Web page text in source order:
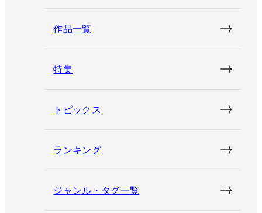
作品一覧
特集
トピックス
ランキング
ジャンル・タグ一覧